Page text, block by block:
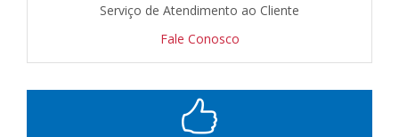
Serviço de Atendimento ao Cliente
Fale Conosco